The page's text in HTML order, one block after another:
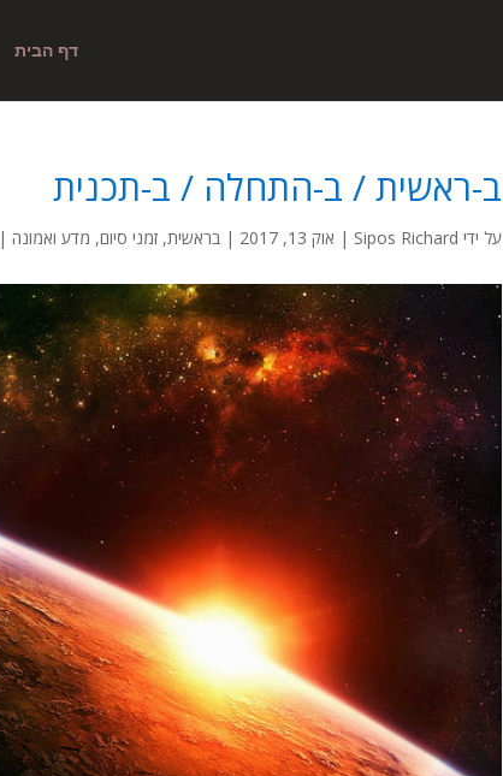
דף הבית
ב-ראשית / ב-התחלה / ב-תכנית
על ידי Sipos Richard
| אוק 13, 2017 | בראשית, זמני סיום, מדע ואמונה|